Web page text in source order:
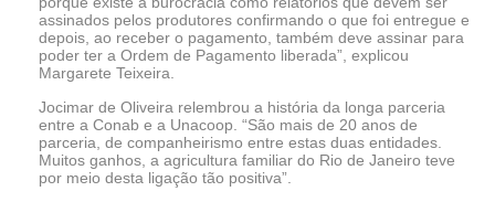
assinados pelos produtores confirmando o que foi entregue e
depois, ao receber o pagamento, também deve assinar para
poder ter a Ordem de Pagamento liberada”, explicou
Margarete Teixeira.
Jocimar de Oliveira relembrou a história da longa parceria
entre a Conab e a Unacoop. “São mais de 20 anos de
parceria, de companheirismo entre estas duas entidades.
Muitos ganhos, a agricultura familiar do Rio de Janeiro teve
por meio desta ligação tão positiva”.